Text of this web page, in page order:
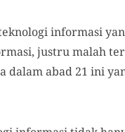
informasi
justru malah
abad 21 ini